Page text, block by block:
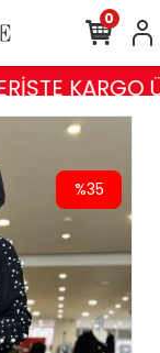
KARGO
0
%35